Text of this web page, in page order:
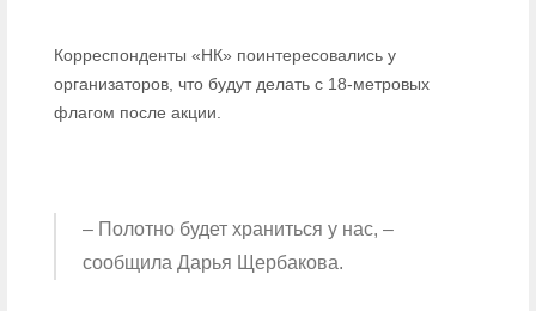
Корреспонденты «НК» поинтересовались у
организаторов, что будут делать с 18-метровых
флагом после акции.
– Полотно будет храниться у нас, –
сообщила Дарья Щербакова.